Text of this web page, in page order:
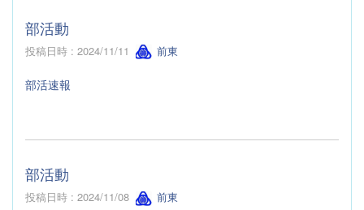
部活動
投稿日時 : 2024/11/11 前東
部活速報
部活動
投稿日時 : 2024/11/08 前東